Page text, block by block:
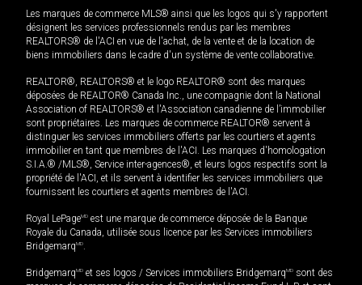
Les marques de commerce MLS® ainsi que les logos qui s'y rapportent
désignent les services professionnels rendus par les membres
REALTORS® de l'ACI en vue de l'achat, de la vente et de la location de
biens immobiliers dans le cadre d'un système de vente collaborative.
REALTOR®, REALTORS® et le logo REALTOR® sont des marques
déposées de REALTOR® Canada Inc., une compagnie dont la National
Association of REALTORS® et l'Association canadienne de l’immobilier
sont propriétaires. Les marques de commerce REALTOR® servent à
distinguer les services immobiliers offerts par les courtiers et agents
immobilier en tant que membres de l'ACI. Les marques d'homologation
S.I.A.® /MLS®, Service inter-agences®, et leurs logos respectifs sont la
propriété de l'ACI, et ils servent à identifier les services immobiliers que
fournissent les courtiers et agents membres de l'ACI.
Royal LePageMD est une marque de commerce déposée de la Banque
Royale du Canada, utilisée sous licence par les Services immobiliers
BridgemarqMD.
BridgemarqMD et ses logos / Services immobiliers BridgemarqMD sont des